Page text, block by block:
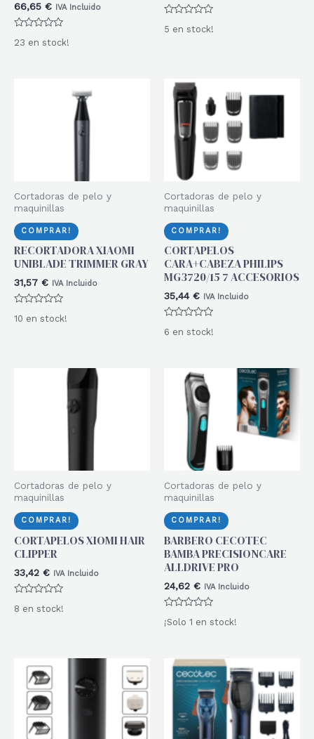
66,65 € IVA Incluido
con
23 en stock!
con
5 en stock!
Cortadoras de pelo y
maquinillas
COMPRAR!
RECORTADORA XIAOMI
UNIBLADE TRIMMER GRAY
31,57 € IVA Incluido
con
10 en stock!
Cortadoras de pelo y
maquinillas
COMPRAR!
CORTAPELOS
CARA+CABEZA PHILIPS
MG3720/15 7 ACCESORIOS
35,44 € IVA Incluido
con
6 en stock!
Cortadoras de pelo y
maquinillas
COMPRAR!
CORTAPELOS XIOMI HAIR
CLIPPER
33,42 € IVA Incluido
con
8 en stock!
Cortadoras de pelo y
maquinillas
COMPRAR!
BARBERO CECOTEC
BAMBA PRECISIONCARE
ALLDRIVE PRO
24,62 € IVA Incluido
con
¡Solo 1 en stock!